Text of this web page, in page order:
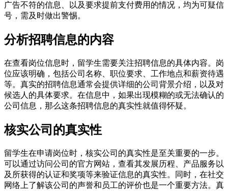
广告不符的信息、以及要求提前支付费用的情况，均为可疑信
号，需及时做出警惕。
分析招聘信息的内容
在查看岗位信息时，留学生需要关注招聘信息的具体内容。岗
位应该明确，包括公司名称、职位要求、工作地点和薪资待遇
等。真实的招聘信息通常会提供详细的公司背景介绍，以及对
候选人的具体要求。在信息中，如果出现模糊的或无法确认的
公司信息，那么这条招聘信息的真实性就值得怀疑。
核实公司的真实性
留学生在申请岗位时，核实公司的真实性是至关重要的一步。
可以通过访问公司的官方网站，查看其发展历程、产品服务以
及所获得的认证和奖项等来验证信息的真实性。同时，在社交
网络上了解该公司的声誉和员工的评价也是一个重要方法。真